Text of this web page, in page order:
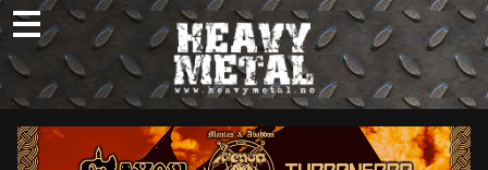
Skip
to
content
Nyheter
Omtaler